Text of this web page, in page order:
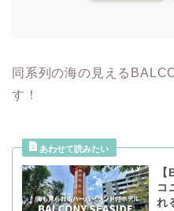
同系列の海の見える
す！
コ
れ